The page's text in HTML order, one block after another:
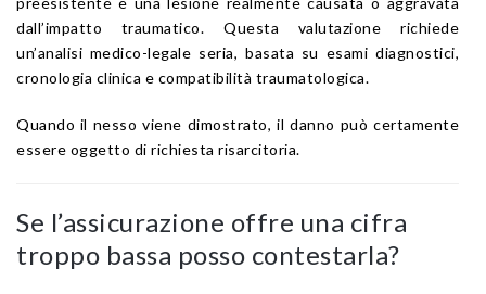
dall’impatto traumatico. Questa valutazione richiede
un’analisi medico-legale seria, basata su esami diagnostici,
cronologia clinica e compatibilità traumatologica.
Quando il nesso viene dimostrato, il danno può certamente
essere oggetto di richiesta risarcitoria.
Se l’assicurazione offre una cifra
troppo bassa posso contestarla?